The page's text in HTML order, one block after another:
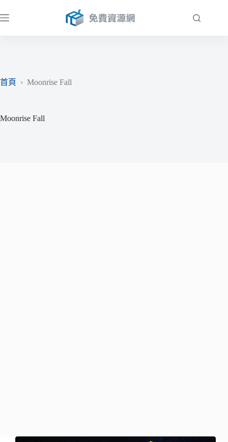
至
首頁
› Moonrise Fall
Moonrise Fall